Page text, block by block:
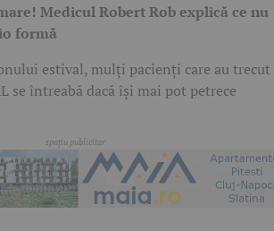
Medicul Robert Rob explică ce nu
formă
estival, mulți pacienți care au trecut
se întreabă dacă își mai pot petrece